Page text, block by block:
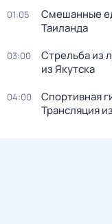
01:05
Смешанные
Таиланда
03:00
Стрельба из
из Якутска
04:00
Спортивная
Трансляция